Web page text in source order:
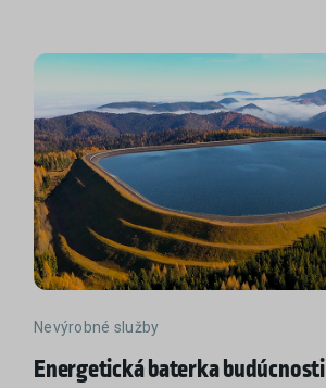
Nevýrobné služby
Energetická baterka budúcnosti